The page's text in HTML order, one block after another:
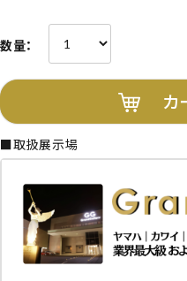
カ
■取扱展示場